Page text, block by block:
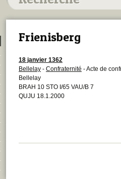
Frienisberg
18 janvier 1362
Bellelay - Confraternité - Acte de
Bellelay
BRAH 10 STO I/65 VAU/B 7
QUJU 18.1.2000